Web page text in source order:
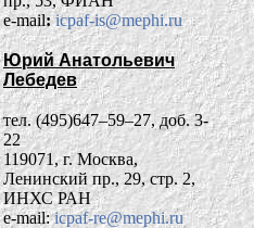
e-mail:icpaf-is@mephi.ru
Юрий Анатольевич
Лебедев
тел. (495)647–59–27, доб. 3-
22
119071, г. Москва,
Ленинский пр., 29, стр. 2,
ИНХС РАН
e-mail:icpaf-re@mephi.ru